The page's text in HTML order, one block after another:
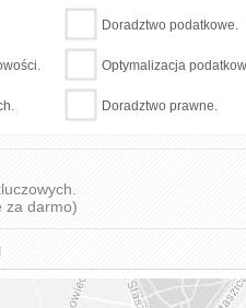
Doradztwo podatkowe.
Optymalizacja
Doradztwo prawne.
za darmo)